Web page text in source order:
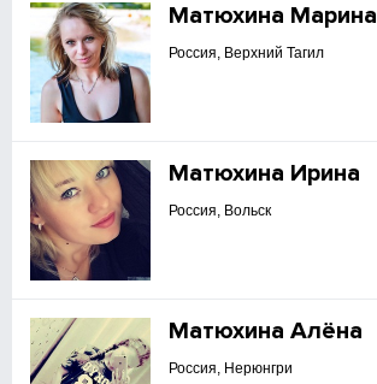
Матюхина Марина
Россия, Верхний Тагил
Матюхина Ирина
Россия, Вольск
Матюхина Алёна
Россия, Нерюнгри